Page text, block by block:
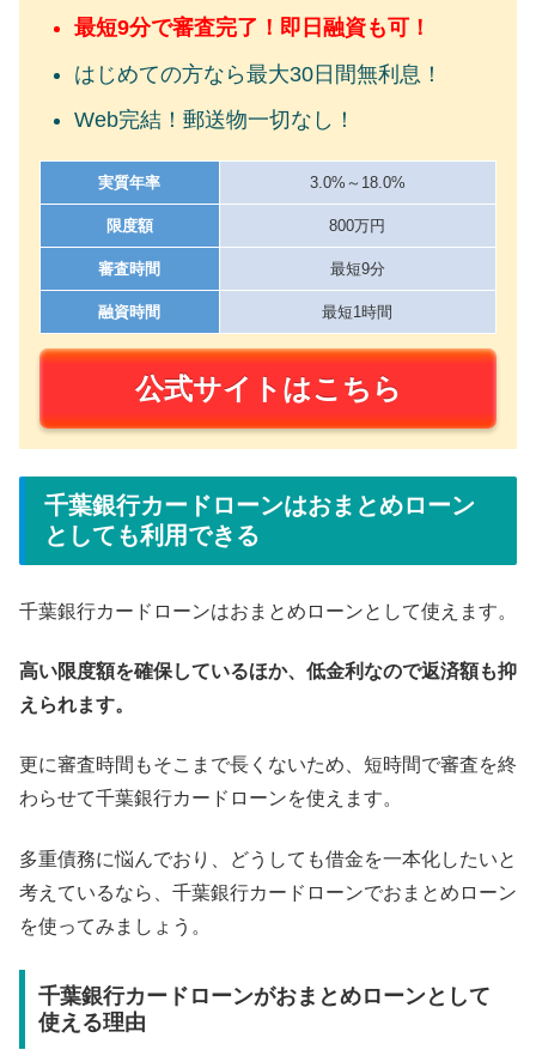
最短9分で審査完了！即日融資も可！
はじめての方なら最大30日間無利息！
Web完結！郵送物一切なし！
実質年率 3.0%～18.0%
限度額 800万円
審査時間 最短9分
融資時間 最短1時間
公式サイトはこちら
千葉銀行カードローンはおまとめローン
としても利用できる
千葉銀行カードローンはおまとめローンとして使えます。
高い限度額を確保しているほか、低金利なので返済額も抑
えられます。
更に審査時間もそこまで長くないため、短時間で審査を終
わらせて千葉銀行カードローンを使えます。
多重債務に悩んでおり、どうしても借金を一本化したいと
考えているなら、千葉銀行カードローンでおまとめローン
を使ってみましょう。
千葉銀行カードローンがおまとめローンとして
使える理由